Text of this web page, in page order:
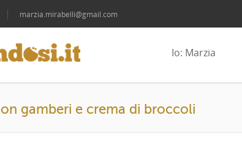
marzia.mirabelli@gmail.com
Io: Marzia
gamberi e crema di broccoli